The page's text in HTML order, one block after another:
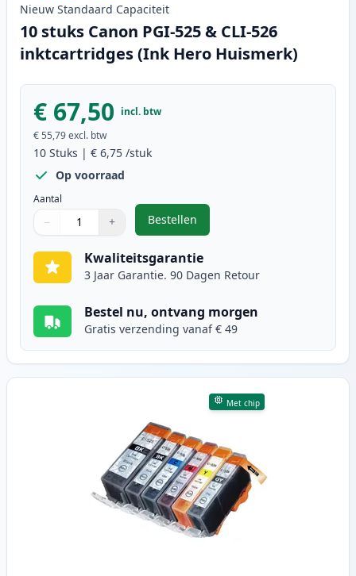
Nieuw Standaard Capaciteit
10 stuks Canon PGI-525 & CLI-526
inktcartridges (Ink Hero Huismerk)
€ 67,50 incl. btw
€ 55,79excl. btw
10 Stuks | € 6,75 /stuk
Op voorraad
Aantal
Gebruik de knoppen om aan te passen
− +
1
Bestellen
,10 stuks Canon PGI-525 & CLI-
Kwaliteitsgarantie
3 Jaar Garantie. 90 Dagen Retour
Bestel nu, ontvang morgen
Gratis verzending vanaf € 49
Met chip